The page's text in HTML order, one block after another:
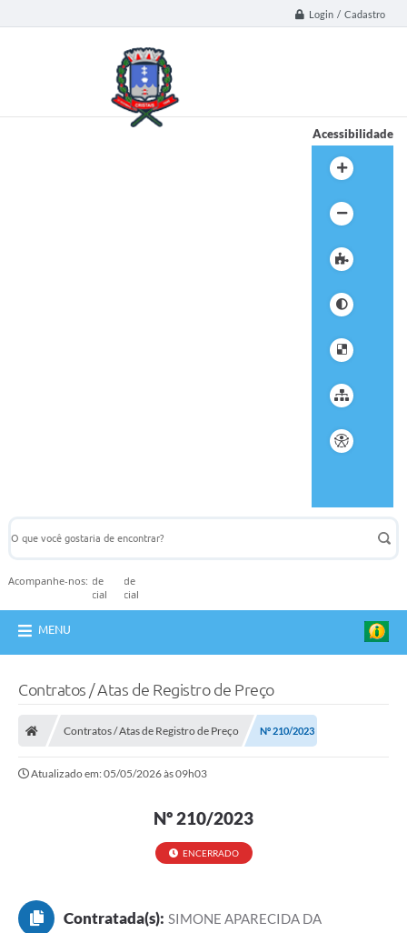
Login / Cadastro
Acessibilidade
Acompanhe-nos:
MENU
Contratos / Atas de Registro de Preço
Contratos / Atas de Registro de Preço Nº 210/2023
Atualizado em: 05/05/2026 às 09h03
Nº 210/2023
ENCERRADO
Contratada(s): SIMONE APARECIDA DA